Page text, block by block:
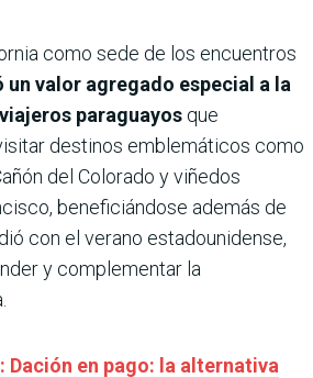
como sede de los encuentros
un valor agregado especial a la
paraguayos que
destinos emblemáticos como
del Colorado y viñedos
beneficiándose además de
con el verano estadounidense,
y complementar la
Dación en pago: la alternativa